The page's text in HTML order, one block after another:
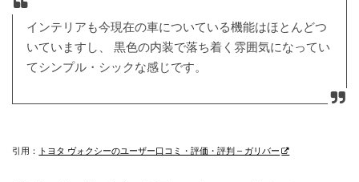
インテリアも今現在の車についている機能はほとんどつ
いていますし、 黒色の内装で落ち着く雰囲気になってい
てシンプル・シックな感じです。
引用： トヨタ ヴォクシーのユーザー口コミ・評価・評判 – ガリバー